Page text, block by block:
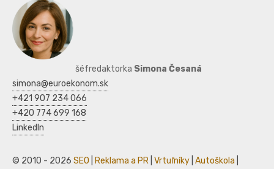
šéfredaktorka Simona Česaná
simona@euroekonom.sk
+421 907 234 066
+420 774 699 168
LinkedIn
© 2010 - 2026 SEO Reklama a PR Vrtuľníky Autoškola